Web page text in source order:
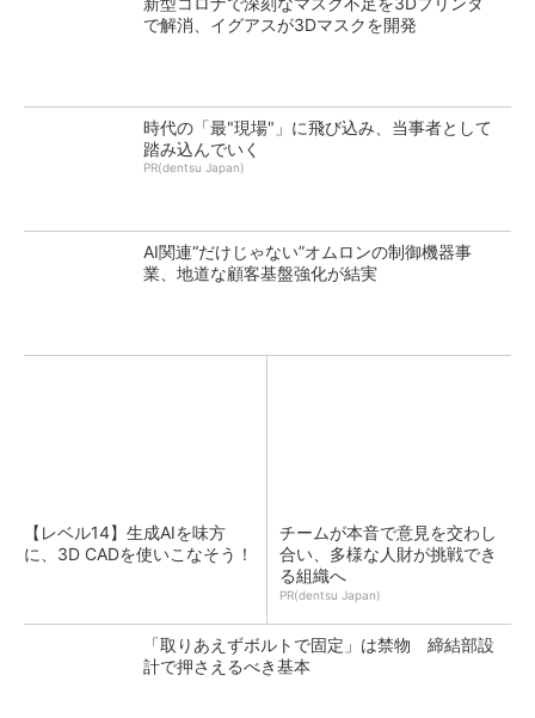
で解消、イグアスが3Dマスクを開発
時代の「最"現場"」に飛び込み、当事者として
踏み込んでいく
PR(dentsu Japan)
AI関連“だけじゃない”オムロンの制御機器事
業、地道な顧客基盤強化が結実
【レベル14】生成AIを味方
に、3D CADを使いこなそう！
チームが本音で意見を交わし
合い、多様な人財が挑戦でき
る組織へ
PR(dentsu Japan)
「取りあえずボルトで固定」は禁物 締結部設
計で押さえるべき基本